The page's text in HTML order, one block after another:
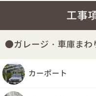
工事
ガレージ・車庫まわ
カーポート